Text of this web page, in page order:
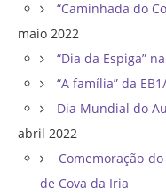
“Caminhada do
maio 2022
“Dia da Espiga”
“A família” da
Dia Mundial do
abril 2022
Comemoração
de Cova da Iria